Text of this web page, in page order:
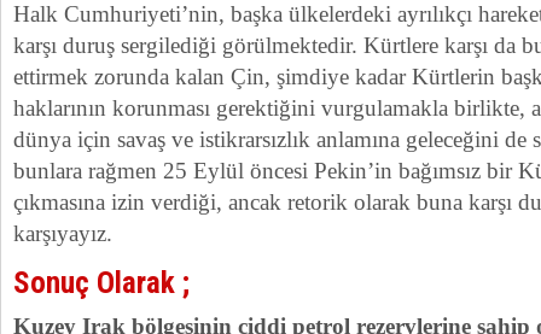
Halk Cumhuriyeti’nin, başka ülkelerdeki ayrılıkçı
karşı duruş sergilediği görülmektedir. Kürtlere karşı da
ettirmek zorunda kalan Çin, şimdiye kadar Kürtlerin
haklarının korunması gerektiğini vurgulamakla birlikte,
dünya için savaş ve istikrarsızlık anlamına geleceğini
bunlara rağmen 25 Eylül öncesi Pekin’in bağımsız bir
çıkmasına izin verdiği, ancak retorik olarak buna karşı
karşıyayız.
Sonuç Olarak ;
Kuzey Irak bölgesinin ciddi petrol rezervlerine sahip